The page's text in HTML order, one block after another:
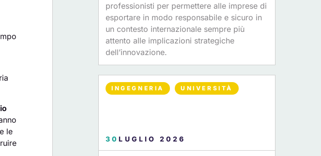
le
professionisti per permettere alle imprese di
esportare in modo responsabile e sicuro in
un contesto internazionale sempre più
attento alle implicazioni strategiche
dell’innovazione.
INGEGNERIA UNIVERSITÀ
30LUGLIO 2026